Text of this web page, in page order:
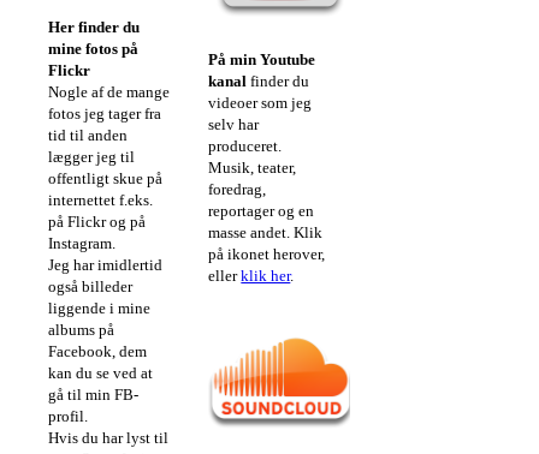
Her finder du
mine fotos på
Flickr
Nogle af de mange
fotos jeg tager fra
tid til anden
lægger jeg til
offentligt skue på
internettet f.eks.
på Flickr og på
Instagram.
Jeg har imidlertid
også billeder
liggende i mine
albums på
Facebook, dem
kan du se ved at
gå til min FB-
profil.
Hvis du har lyst til
På min Youtube
kanal finder du
videoer som jeg
selv har
produceret.
Musik, teater,
foredrag,
reportager og en
masse andet. Klik
på ikonet herover,
ellerklik her.